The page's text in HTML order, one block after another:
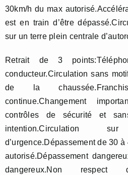
30km/h du max
est en train d’être
sur un terre plein centrale
Retrait de 3
conducteur.Circulation sans
de la
continue.Changement
contrôles de sécurité et
intention.Circulation
d’urgence.Dépassement de 30
autorisé.Dépassement
dangereux.Non